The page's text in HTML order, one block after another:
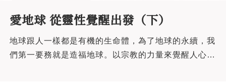
愛地球 從靈性覺醒出發（下）
地球跟人一樣都是有機的生命體，為了地球的永續，我
們第一要務就是造福地球。以宗教的力量來覺醒人心的